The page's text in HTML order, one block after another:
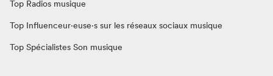
Top Radios musique
Top Influenceur·euse·s sur les réseaux sociaux musique
Top Spécialistes Son musique